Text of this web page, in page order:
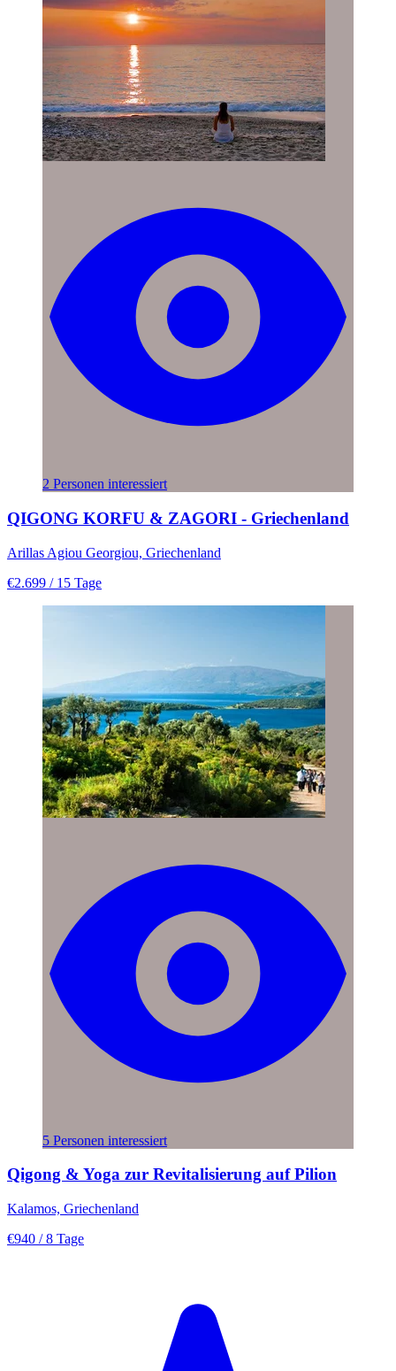
2 Personen interessiert
QIGONG KORFU & ZAGORI - Griechenland
Arillas Agiou Georgiou, Griechenland
€2.699 / 15 Tage
5 Personen interessiert
Qigong & Yoga zur Revitalisierung auf Pilion
Kalamos, Griechenland
€940 / 8 Tage